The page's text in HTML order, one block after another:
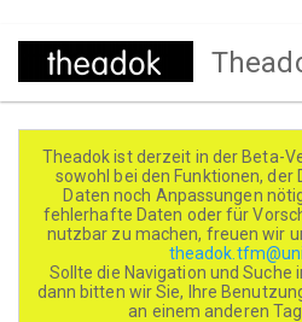
Direkt
Theadok ist derzeit in der Beta-
sowohl bei den Funktionen, der
Daten noch Anpassungen
fehlerhafte Daten oder für
nutzbar zu machen, freuen wir
Sollte die Navigation und Suche
dann bitten wir Sie, Ihre
an einem anderen